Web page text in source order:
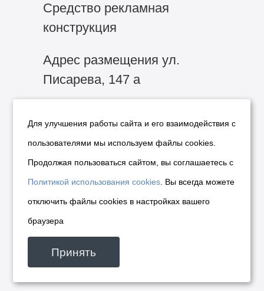
Средство рекламная
конструкция
Адрес размещения ул.
Писарева, 147 а
Размеры 0,65 × 2,6 м.
Количество сторон 1
Размер задатка 700 руб.
Цена договора 2512,69 руб.
Для улучшения работы сайта и его взаимодействия с
пользователями мы используем файлы cookies.
Продолжая пользоваться сайтом, вы соглашаетесь с
Политикой использования cookies . Вы всегда можете
отключить файлы cookies в настройках вашего
браузера
Принять